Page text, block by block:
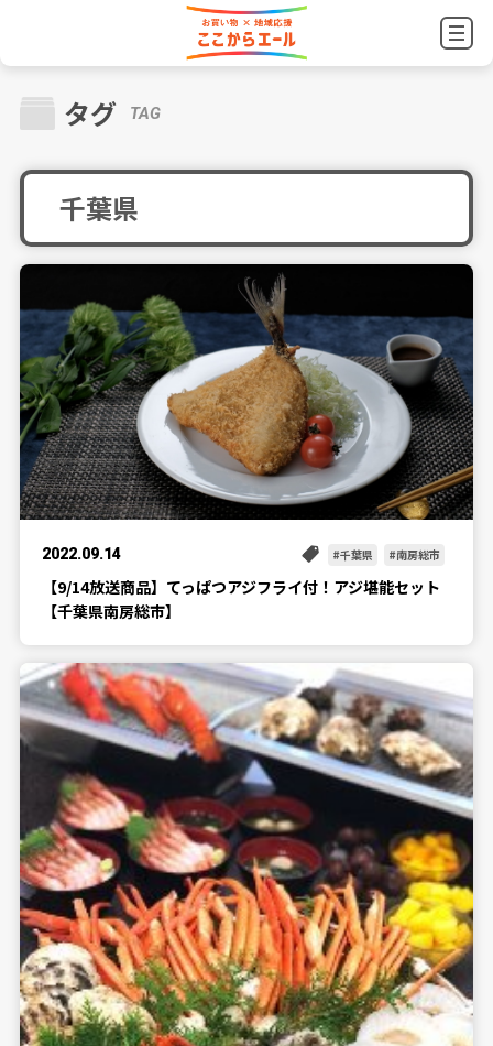
タグ TAG
千葉県
2022.09.14 千葉県 南房総市
【9/14放送商品】てっぱつアジフライ付！アジ堪能セット
【千葉県南房総市】